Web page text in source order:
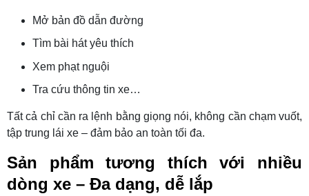
Mở bản đồ dẫn đường
Tìm bài hát yêu thích
Xem phạt nguội
Tra cứu thông tin xe…
Tất cả chỉ cần ra lệnh bằng giọng nói, không cần chạm vuốt,
tập trung lái xe – đảm bảo an toàn tối đa.
Sản phẩm tương thích với nhiều
dòng xe – Đa dạng, dễ lắp